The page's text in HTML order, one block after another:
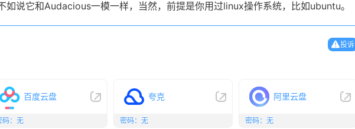
说它和Audacious一模一样，当然，前提是你用过linux操作系统，比如ubuntu。
投诉
百度云盘
码：无
夸克
密码：无
阿里云盘
密码：无